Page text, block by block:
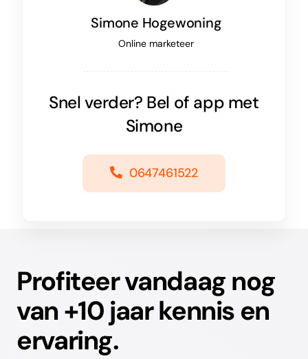
Simone Hogewoning
Online marketeer
Snel verder? Bel of app met
Simone
0647461522
Profiteer vandaag nog
van +10 jaar kennis en
ervaring.